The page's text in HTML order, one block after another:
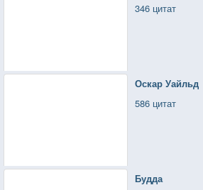
346 цитат
Оскар Уайльд
586 цитат
Будда